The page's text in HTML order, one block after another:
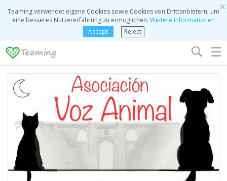
×
Teaming verwendet eigene Cookies sowie Cookies von Drittanbietern, um
eine besseres Nutzererfahrung zu ermöglichen. Weitere Informationen
Accept
Reject
☰